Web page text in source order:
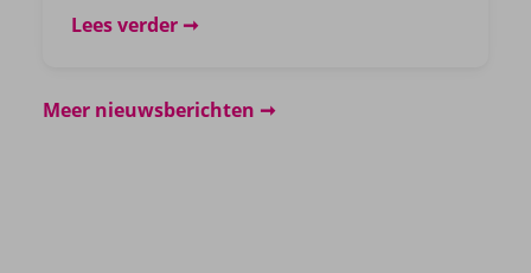
Lees verder
Meer nieuwsberichten